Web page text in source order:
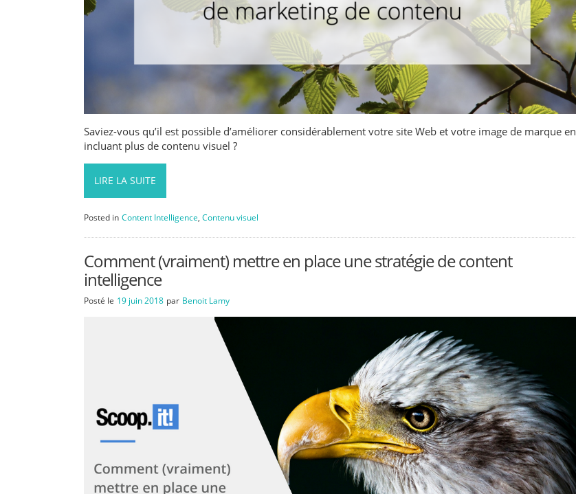
Saviez-vous qu’il est possible d’améliorer considérablement votre site Web et votre image de marque en
incluant plus de contenu visuel ?
LIRE LA SUITE
Posted in Content Intelligence, Contenu visuel
Comment (vraiment) mettre en place une stratégie de content
intelligence
Posté le 19 juin 2018 par Benoit Lamy